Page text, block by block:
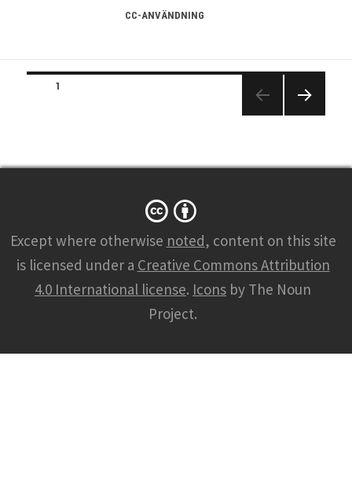
CC-ANVÄNDNING
Posts
PAGE1
Except where otherwise noted, content on this site
is licensed under a Creative Commons Attribution
4.0 International license. Icons by The Noun
Project.